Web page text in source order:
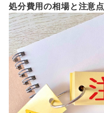
処分費用の相場と注意点